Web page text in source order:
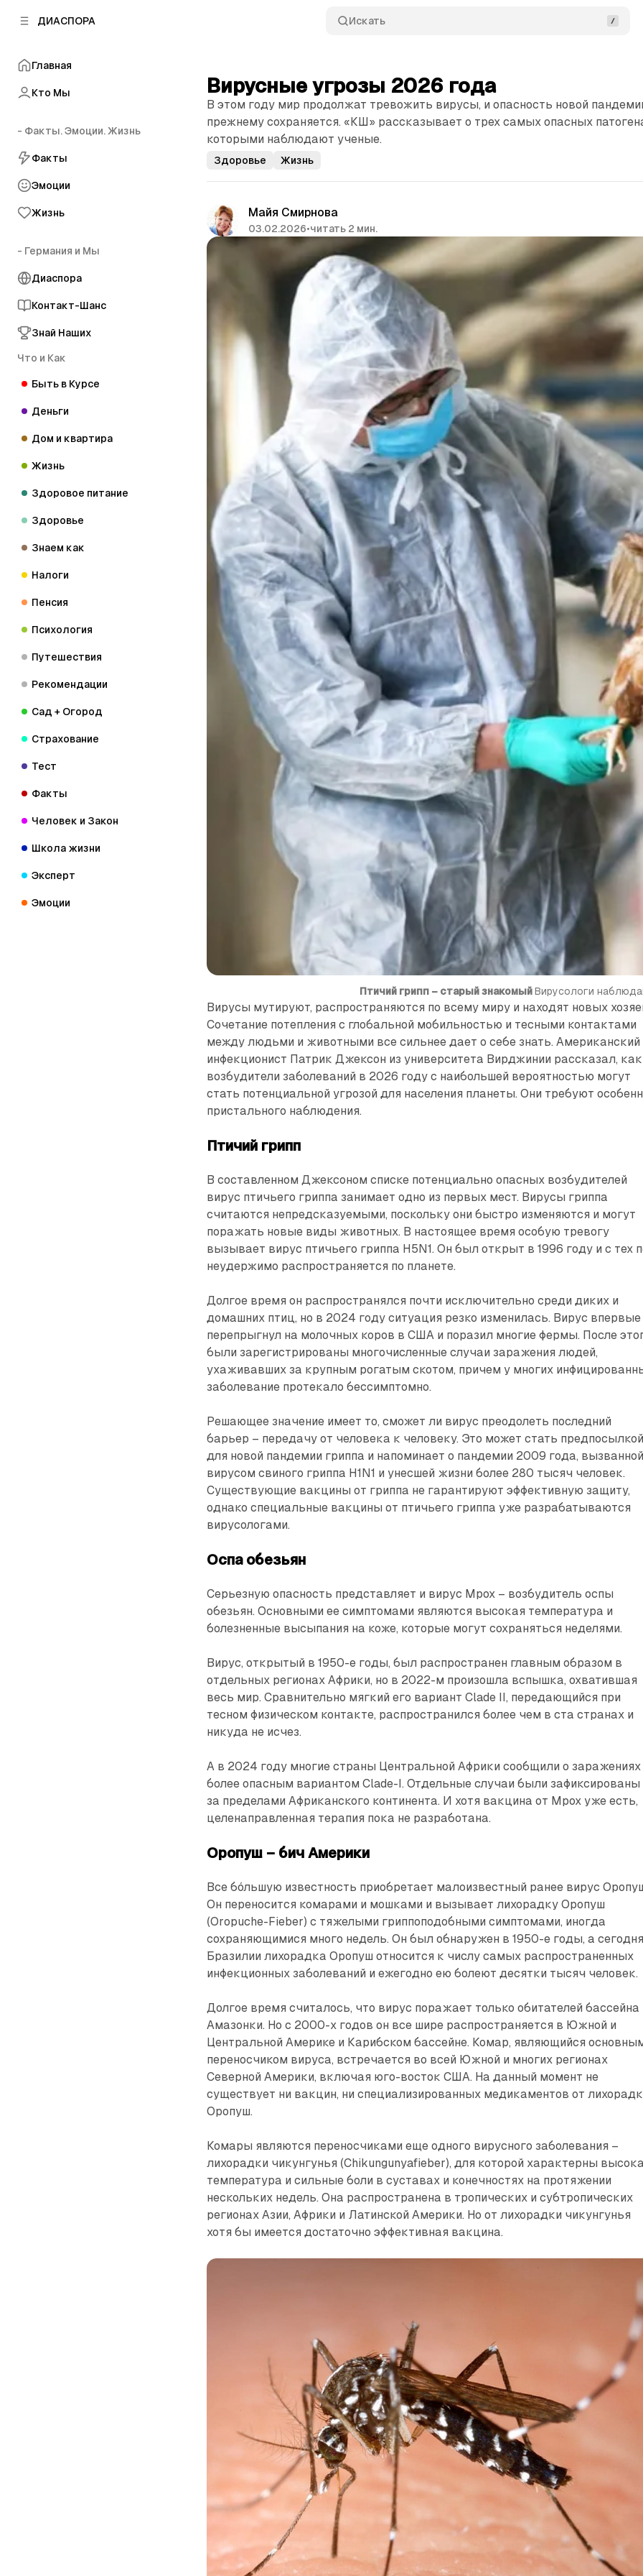
ДИАСПОРА Искать
Главная
Кто Мы
- Факты. Эмоции. Жизнь
Факты
Эмоции
Жизнь
- Германия и Мы
Диаспора
Контакт-Шанс
Знай Наших
Что и Как
Быть в Курсе
Деньги
Дом и квартира
Жизнь
Здоровое питание
Здоровье
Знаем как
Налоги
Пенсия
Психология
Путешествия
Рекомендации
Сад + Огород
Страхование
Тест
Факты
Человек и Закон
Школа жизни
Эксперт
Эмоции
Вирусные угрозы 2026 года
В этом году мир продолжат тревожить вирусы, и опасность новой
прежнему сохраняется. «КШ» рассказывает о трех самых опасных
которыми наблюдают ученые.
Здоровье Жизнь
Майя Смирнова
03.02.2026•читать 2 мин.
Птичий грипп – старый знакомыйВирусологи
Вирусы мутируют, распространяются по всему миру и находят новых
Сочетание потепления с глобальной мобильностью и тесными контактами
между людьми и животными все сильнее дает о себе знать. Американский
инфекционист Патрик Джексон из университета Вирджинии рассказал,
возбудители заболеваний в 2026 году с наибольшей вероятностью могут
стать потенциальной угрозой для населения планеты. Они требуют
пристального наблюдения.
Птичий грипп
В составленном Джексоном списке потенциально опасных возбудителей
вирус птичьего гриппа занимает одно из первых мест. Вирусы гриппа
считаются непредсказуемыми, поскольку они быстро изменяются и могут
поражать новые виды животных. В настоящее время особую тревогу
вызывает вирус птичьего гриппа H5N1. Он был открыт в 1996 году и с тех
неудержимо распространяется по планете.
Долгое время он распространялся почти исключительно среди диких и
домашних птиц, но в 2024 году ситуация резко изменилась. Вирус впервые
перепрыгнул на молочных коров в США и поразил многие фермы. После
были зарегистрированы многочисленные случаи заражения людей,
ухаживавших за крупным рогатым скотом, причем у многих
заболевание протекало бессимптомно.
Решающее значение имеет то, сможет ли вирус преодолеть последний
барьер – передачу от человека к человеку. Это может стать
для новой пандемии гриппа и напоминает о пандемии 2009 года,
вирусом свиного гриппа H1N1 и унесшей жизни более 280 тысяч человек.
Существую­щие вакцины от гриппа не гарантируют эффективную защиту,
однако специальные вакцины от птичьего гриппа уже разрабатываются
вирусологами.
Оспа обезьян
Серьезную опасность представляет и вирус Mpox – возбудитель оспы
обезьян. Основными ее симптомами являются высокая температура и
болезненные высыпания на коже, которые могут сохраняться неделями.
Вирус, открытый в 1950-е годы, был распространен главным образом в
отдельных регионах Африки, но в 2022-м произошла вспышка, охватившая
весь мир. Сравнительно мягкий его вариант Clade II, передающийся при
тесном физическом контакте, распространился более чем в ста странах и
никуда не исчез.
А в 2024 году многие страны Центральной Африки сообщили о заражениях
более опасным вариантом Clade-I. Отдельные случаи были зафиксированы
за пределами Африканского континента. И хотя вакцина от Mpox уже есть,
целенаправленная терапия пока не разработана.
Оропуш – бич Америки
Все бо́льшую известность приобретает малоизвестный ранее вирус
Он переносится комарами и мошками и вызывает лихорадку Оропуш
(Oropuche-Fieber) с тяжелыми гриппоподобными симптомами, иногда
сохраняющимися много недель. Он был обнаружен в 1950-е годы, а
Бразилии лихорадка Оропуш относится к числу самых распространенных
инфекционных заболеваний и ежегодно ею болеют десятки тысяч человек.
Долгое время считалось, что вирус поражает только обитателей бассейна
Амазонки. Но с 2000-х годов он все шире распространяется в Южной и
Центральной Америке и Карибском бассейне. Комар, являющийся
переносчиком вируса, встречается во всей Южной и многих регионах
Северной Америки, включая юго-восток США. На данный момент не
существует ни вакцин, ни специализированных медикаментов от
Оропуш.
Комары являются переносчиками еще одного вирусного заболевания –
лихорадки чикунгунья (Chikungunyafieber), для которой характерны
температура и сильные боли в суставах и конечностях на протяжении
нескольких недель. Она распространена в тропических и субтропических
регионах Азии, Африки и Латинской Америки. Но от лихорадки чикунгунья
хотя бы имеется достаточно эффективная вакцина.